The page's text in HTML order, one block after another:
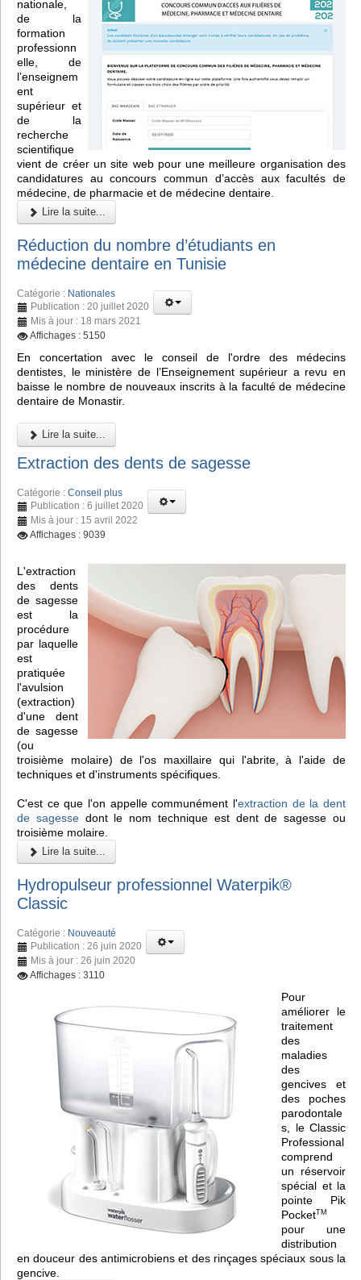
nationale,
de la
formation
professionn
elle, de
l’enseignem
ent
supérieur et
de la
recherche
scientifique
vient de créer un site web pour une meilleure organisation des
candidatures au concours commun d’accès aux facultés de
médecine, de pharmacie et de médecine dentaire.
Lire la suite...
Réduction du nombre d’étudiants en
médecine dentaire en Tunisie
Catégorie : Nationales
Publication : 20 juillet 2020
Mis à jour : 18 mars 2021
Affichages : 5150
En concertation avec le conseil de l'ordre des médecins
dentistes, le ministère de l’Enseignement supérieur a revu en
baisse le nombre de nouveaux inscrits à la faculté de médecine
dentaire de Monastir.
Lire la suite...
Extraction des dents de sagesse
Catégorie : Conseil plus
Publication : 6 juillet 2020
Mis à jour : 15 avril 2022
Affichages : 9039
L'extraction
des dents
de sagesse
est la
procédure
par laquelle
est
pratiquée
l'avulsion
(extraction)
d'une dent
de sagesse
(ou
troisième molaire) de l'os maxillaire qui l'abrite, à l'aide de
techniques et d'instruments spécifiques.
C'est ce que l'on appelle communément l'extraction de la dent
de sagessedont le nom technique est dent de sagesse ou
troisième molaire.
Lire la suite...
Hydropulseur professionnel Waterpik®
Classic
Catégorie : Nouveauté
Publication : 26 juin 2020
Mis à jour : 26 juin 2020
Affichages : 3110
Pour
améliorer le
traitement
des
maladies
des
gencives et
des poches
parodontale
s, le Classic
Professional
comprend
un réservoir
spécial et la
pointe Pik
PocketTM
pour une
distribution
en douceur des antimicrobiens et des rinçages spéciaux sous la
gencive.